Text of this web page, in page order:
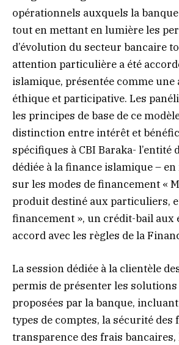
opérationnels auxquels la
tout en mettant en lumière les
d’évolution du secteur bancaire
attention particulière a été
islamique, présentée comme
éthique et participative. Les
les principes de base de ce
distinction entre intérêt et
spécifiques à CBI Baraka- l’entité
dédiée à la finance islamique –
sur les modes de financement «
produit destiné aux particuliers,
financement », un crédit-bail aux
accord avec les règles de la
La session dédiée à la clientèle
permis de présenter les
proposées par la banque,
types de comptes, la sécurité des
transparence des frais bancaires,